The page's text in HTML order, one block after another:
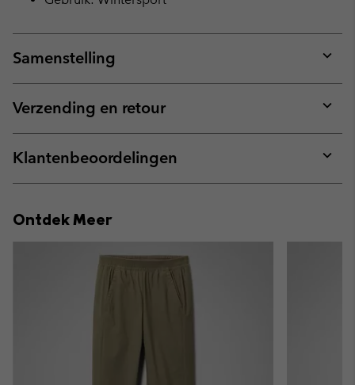
Samenstelling
or
Verzending en retour
or
Klantenbeoordelingen
or
Ontdek Meer